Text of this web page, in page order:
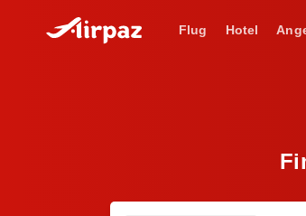
Flug Hotel